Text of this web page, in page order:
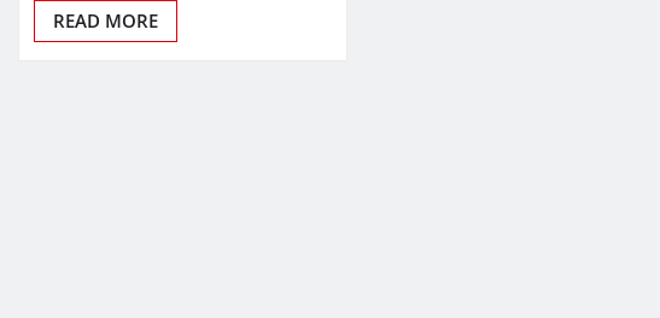
READ MORE